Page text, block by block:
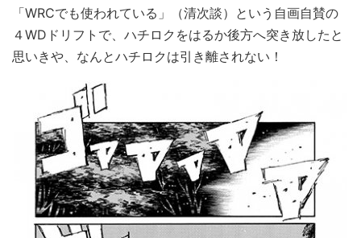
「WRCでも使われている」（清次談）という自画自賛の
４WDドリフトで、ハチロクをはるか後方へ突き放したと
思いきや、なんとハチロクは引き離されない！